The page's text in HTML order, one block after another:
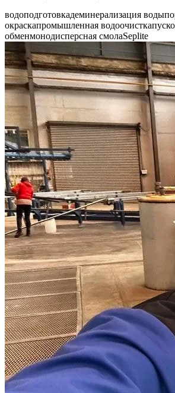
водоподготовкадеминерализация воды
окраскапромышленная водоочистка
обменмонодисперсная смолаSeplite